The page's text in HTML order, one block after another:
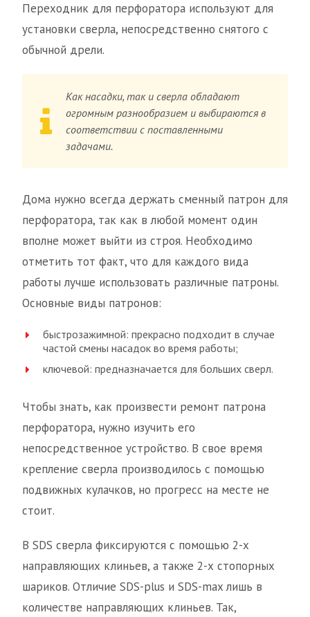
Переходник для перфоратора используют для
установки сверла, непосредственно снятого с
обычной дрели.
Как насадки, так и сверла обладают
огромным разнообразием и выбираются в
соответствии с поставленными
задачами.
Дома нужно всегда держать сменный патрон для
перфоратора, так как в любой момент один
вполне может выйти из строя. Необходимо
отметить тот факт, что для каждого вида
работы лучше использовать различные патроны.
Основные виды патронов:
быстрозажимной: прекрасно подходит в случае
частой смены насадок во время работы;
ключевой: предназначается для больших сверл.
Чтобы знать, как произвести ремонт патрона
перфоратора, нужно изучить его
непосредственное устройство. В свое время
крепление сверла производилось с помощью
подвижных кулачков, но прогресс на месте не
стоит.
В SDS сверла фиксируются с помощью 2-х
направляющих клиньев, а также 2-х стопорных
шариков. Отличие SDS-plus и SDS-max лишь в
количестве направляющих клиньев. Так,